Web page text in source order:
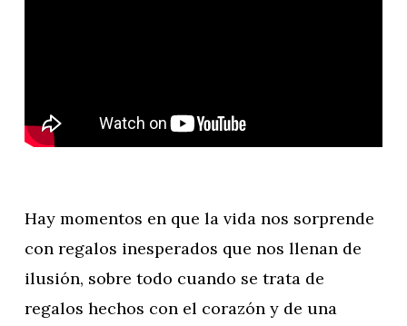
Hay momentos en que la vida nos sorprende
con regalos inesperados que nos llenan de
ilusión, sobre todo cuando se trata de
regalos hechos con el corazón y de una